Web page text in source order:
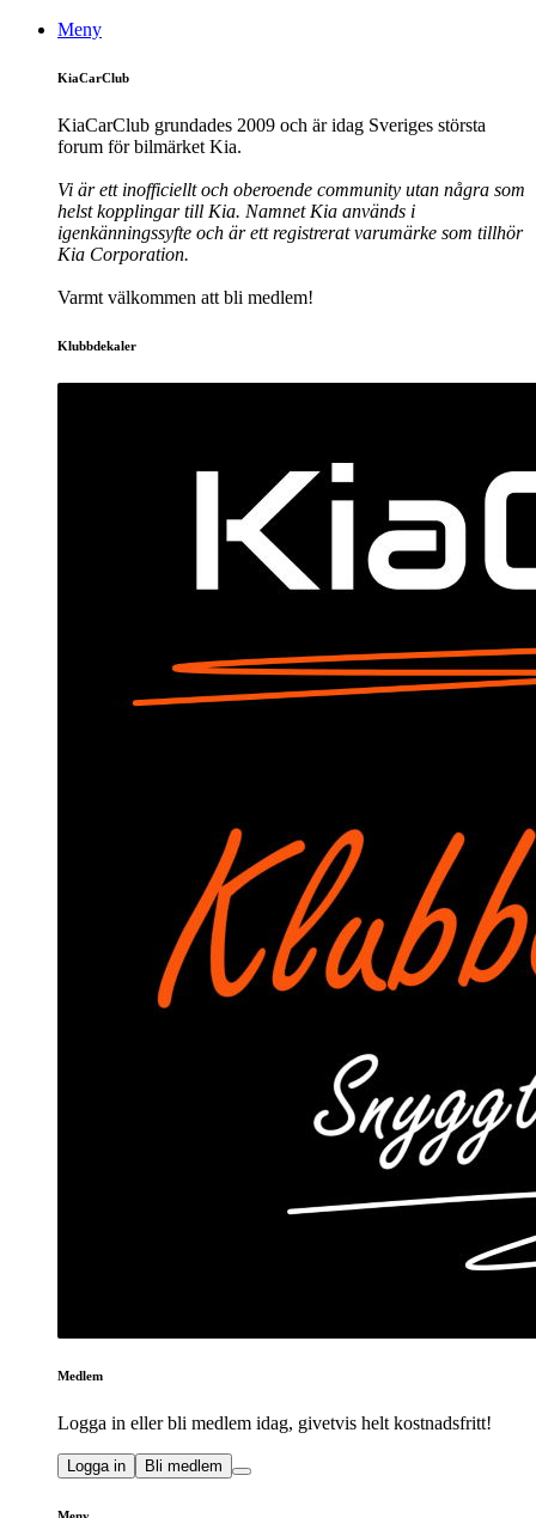
Meny
KiaCarClub
KiaCarClub grundades 2009 och är idag Sveriges största
forum för bilmärket Kia.
Vi är ett inofficiellt och oberoende community utan några som
helst kopplingar till Kia. Namnet Kia används i
igenkänningssyfte och är ett registrerat varumärke som tillhör
Kia Corporation.
Varmt välkommen att bli medlem!
Klubbdekaler
Medlem
Logga in eller bli medlem idag, givetvis helt kostnadsfritt!
Logga in Bli medlem